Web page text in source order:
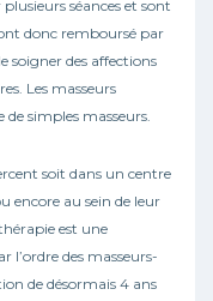
plusieurs séances et sont
donc remboursé par
soigner des affections
Les masseurs
simples masseurs.
soit dans un centre
encore au sein de leur
est une
l’ordre des masseurs-
de désormais 4 ans